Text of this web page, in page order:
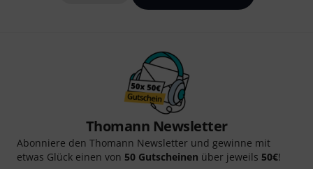
Thomann Newsletter
Abonniere den Thomann Newsletter und gewinne mit
etwas Glück einen von 50 Gutscheinen über jeweils 50€!